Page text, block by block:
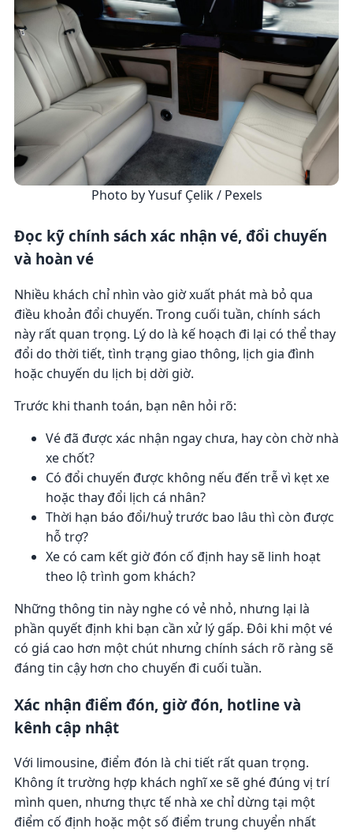
Photo by Yusuf Çelik / Pexels
Đọc kỹ chính sách xác nhận vé, đổi chuyến
và hoàn vé
Nhiều khách chỉ nhìn vào giờ xuất phát mà bỏ qua
điều khoản đổi chuyến. Trong cuối tuần, chính sách
này rất quan trọng. Lý do là kế hoạch đi lại có thể thay
đổi do thời tiết, tình trạng giao thông, lịch gia đình
hoặc chuyến du lịch bị dời giờ.
Trước khi thanh toán, bạn nên hỏi rõ:
Vé đã được xác nhận ngay chưa, hay còn chờ nhà
xe chốt?
Có đổi chuyến được không nếu đến trễ vì kẹt xe
hoặc thay đổi lịch cá nhân?
Thời hạn báo đổi/huỷ trước bao lâu thì còn được
hỗ trợ?
Xe có cam kết giờ đón cố định hay sẽ linh hoạt
theo lộ trình gom khách?
Những thông tin này nghe có vẻ nhỏ, nhưng lại là
phần quyết định khi bạn cần xử lý gấp. Đôi khi một vé
có giá cao hơn một chút nhưng chính sách rõ ràng sẽ
đáng tin cậy hơn cho chuyến đi cuối tuần.
Xác nhận điểm đón, giờ đón, hotline và
kênh cập nhật
Với limousine, điểm đón là chi tiết rất quan trọng.
Không ít trường hợp khách nghĩ xe sẽ ghé đúng vị trí
mình quen, nhưng thực tế nhà xe chỉ dừng tại một
điểm cố định hoặc một số điểm trung chuyển nhất